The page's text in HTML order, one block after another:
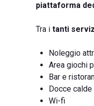
piattaforma
Tra i tanti
Noleggio
Area giochi
Bar e
Docce calde
Wi-fi